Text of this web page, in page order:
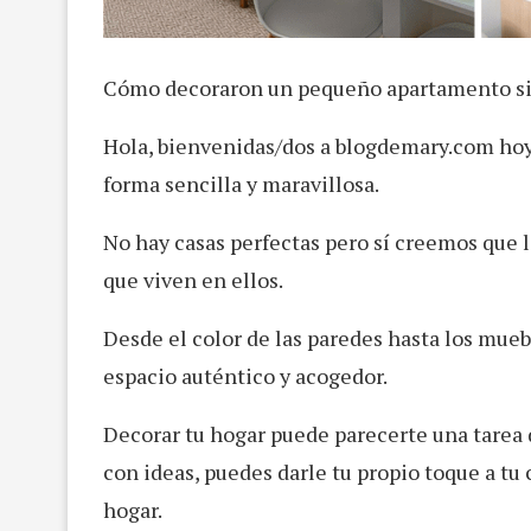
Cómo decoraron un pequeño apartamento
Hola, bienvenidas/dos a blogdemary.com
forma sencilla y maravillosa.
No hay casas perfectas pero sí creemos
que viven en ellos.
Desde el color de las paredes hasta los
espacio auténtico y acogedor.
Decorar tu hogar puede parecerte una
con ideas, puedes darle tu propio toque a
hogar.